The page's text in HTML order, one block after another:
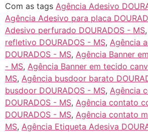
Com as tags Agência Adesivo
Agência Adesivo para placa
Adesivo perfurado DOURADOS - MS,
refletivo DOURADOS - MS, Agência
DOURADOS - MS, Agência Banner
- MS, Agência Banner em tecido
MS, Agência busdoor barato
busdoor DOURADOS - MS, Agência
DOURADOS - MS, Agência contato
DOURADOS - MS, Agência contato
MS, Agência Etiqueta Adesiva